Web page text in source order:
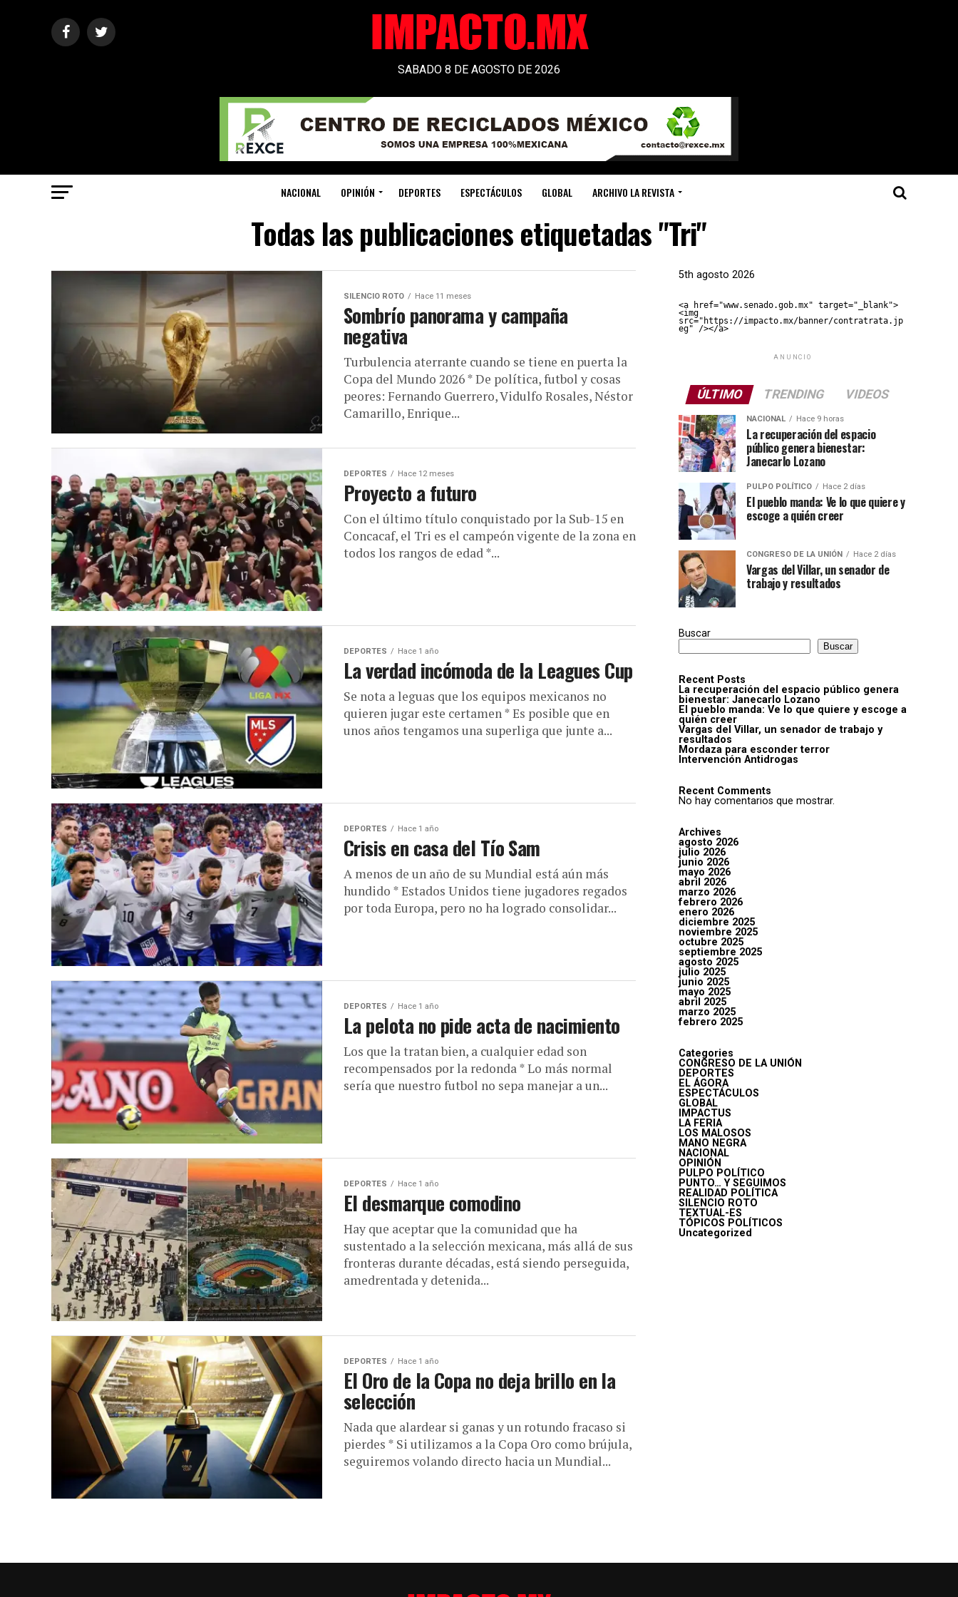
SABADO 8 DE AGOSTO DE 2026
NACIONAL OPINIÓN DEPORTES ESPECTÁCULOS GLOBAL ARCHIVO LA REVISTA
Todas las publicaciones etiquetadas "Tri"
SILENCIO ROTO Hace 11 meses
Sombrío panorama y campaña
negativa
Turbulencia aterrante cuando se tiene en puerta la
Copa del Mundo 2026 * De política, futbol y cosas
peores: Fernando Guerrero, Vidulfo Rosales, Néstor
Camarillo, Enrique...
DEPORTES Hace 12 meses
Proyecto a futuro
Con el último título conquistado por la Sub-15 en
Concacaf, el Tri es el campeón vigente de la zona en
todos los rangos de edad *...
DEPORTES Hace 1 año
La verdad incómoda de la Leagues Cup
Se nota a leguas que los equipos mexicanos no
quieren jugar este certamen * Es posible que en
unos años tengamos una superliga que junte a...
DEPORTES Hace 1 año
Crisis en casa del Tío Sam
A menos de un año de su Mundial está aún más
hundido * Estados Unidos tiene jugadores regados
por toda Europa, pero no ha logrado consolidar...
DEPORTES Hace 1 año
La pelota no pide acta de nacimiento
Los que la tratan bien, a cualquier edad son
recompensados por la redonda * Lo más normal
sería que nuestro futbol no sepa manejar a un...
DEPORTES Hace 1 año
El desmarque comodino
Hay que aceptar que la comunidad que ha
sustentado a la selección mexicana, más allá de sus
fronteras durante décadas, está siendo perseguida,
amedrentada y detenida...
DEPORTES Hace 1 año
El Oro de la Copa no deja brillo en la
selección
Nada que alardear si ganas y un rotundo fracaso si
pierdes * Si utilizamos a la Copa Oro como brújula,
seguiremos volando directo hacia un Mundial...
5th agosto 2026
<a href="www.senado.gob.mx" target="_blank">
<img
src="https://impacto.mx/banner/contratrata.jp
eg" /></a>
ANUNCIO
ÚLTIMO TRENDING VIDEOS
NACIONAL Hace 9 horas
La recuperación del espacio
público genera bienestar:
Janecarlo Lozano
PULPO POLÍTICO Hace 2 días
El pueblo manda: Ve lo que quiere y
escoge a quién creer
CONGRESO DE LA UNIÓN Hace 2 días
Vargas del Villar, un senador de
trabajo y resultados
Buscar
Buscar
Recent Posts
La recuperación del espacio público genera
bienestar: Janecarlo Lozano
El pueblo manda: Ve lo que quiere y escoge a
quién creer
Vargas del Villar, un senador de trabajo y
resultados
Mordaza para esconder terror
Intervención Antidrogas
Recent Comments
No hay comentarios que mostrar.
Archives
agosto 2026
julio 2026
junio 2026
mayo 2026
abril 2026
marzo 2026
febrero 2026
enero 2026
diciembre 2025
noviembre 2025
octubre 2025
septiembre 2025
agosto 2025
julio 2025
junio 2025
mayo 2025
abril 2025
marzo 2025
febrero 2025
Categories
CONGRESO DE LA UNIÓN
DEPORTES
EL ÁGORA
ESPECTÁCULOS
GLOBAL
IMPACTUS
LA FERIA
LOS MALOSOS
MANO NEGRA
NACIONAL
OPINIÓN
PULPO POLÍTICO
PUNTO… Y SEGUIMOS
REALIDAD POLÍTICA
SILENCIO ROTO
TEXTUAL-ES
TÓPICOS POLÍTICOS
Uncategorized